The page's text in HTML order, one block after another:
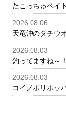
たこっちゅベイ
2026.08.06
天竜沖のタチウ
2026.08.03
釣ってますね～
2026.08.03
コイノボリポッ